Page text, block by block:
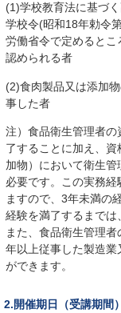
(1)学校教育法に基づ
学校令(昭和18年勅令
労働省令で定めるとこ
認められる者
(2)食肉製品又は添加
事した者
注）食品衛生管理者
了することに加え、
加物）において衛生
必要です。この実務
ますので、3年未満の
経験を満了するまで
また、食品衛生管理
年以上従事した製造業
ができます。
2.開催期日（受講期間